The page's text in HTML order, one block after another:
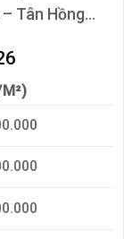
Tân Hồng…